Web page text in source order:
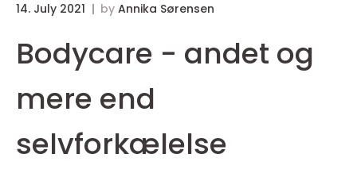
14. July 2021 by Annika Sørensen
Bodycare - andet og
mere end
selvforkælelse